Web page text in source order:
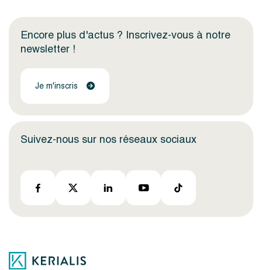
Encore plus d'actus ? Inscrivez-vous à notre
newsletter !
Je m'inscris
Suivez-nous sur nos réseaux sociaux